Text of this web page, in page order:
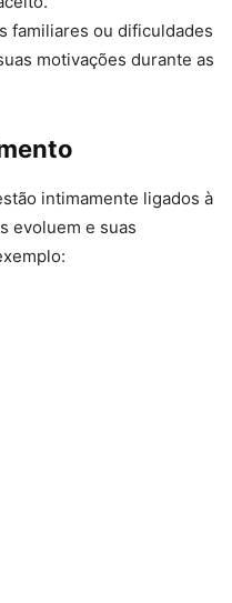
familiares ou dificuldades
motivações durante as
intimamente ligados à
evoluem e suas